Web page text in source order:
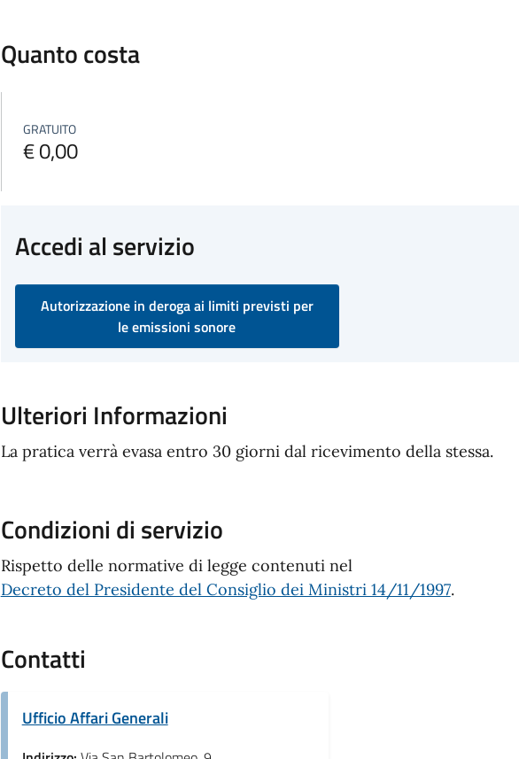
Quanto costa
GRATUITO
€ 0,00
Accedi al servizio
Autorizzazione in deroga ai limiti previsti per
le emissioni sonore
Ulteriori Informazioni
La pratica verrà evasa entro 30 giorni dal ricevimento della stessa.
Condizioni di servizio
Rispetto delle normative di legge contenuti nel
Decreto del Presidente del Consiglio dei Ministri 14/11/1997.
Contatti
Ufficio Affari Generali